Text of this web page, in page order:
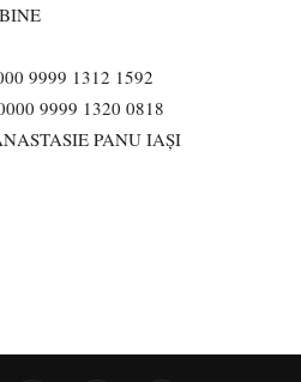
9999 1312 1592
9999 1320 0818
PANU IAȘI